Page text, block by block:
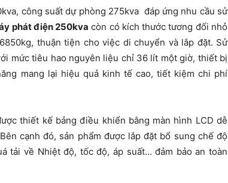
công suất dự phòng 275kva đáp ứng nhu cầu sử
phát điện 250kva còn có kích thước tương đối nhỏ
thuận tiện cho việc di chuyển và lắp đặt. Sử
mức tiêu hao nguyên liệu chỉ 36 lít một giờ, thiết bị
mang lại hiệu quả kinh tế cao, tiết kiệm chi phí
thiết kế bảng điều khiển bằng màn hình LCD dễ
cạnh đó, sản phẩm được lắp đặt bổ sung chế độ
tải về Nhiệt độ, tốc độ, áp suất… đảm bảo an toàn